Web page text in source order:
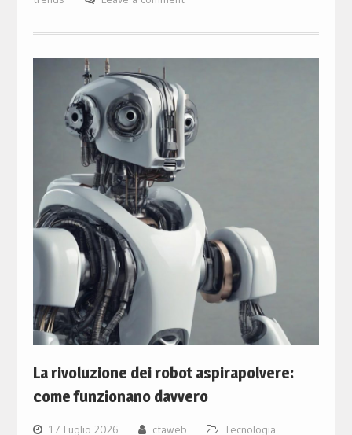
La rivoluzione dei robot aspirapolvere:
come funzionano davvero
17 Luglio 2026 ctaweb Tecnologia